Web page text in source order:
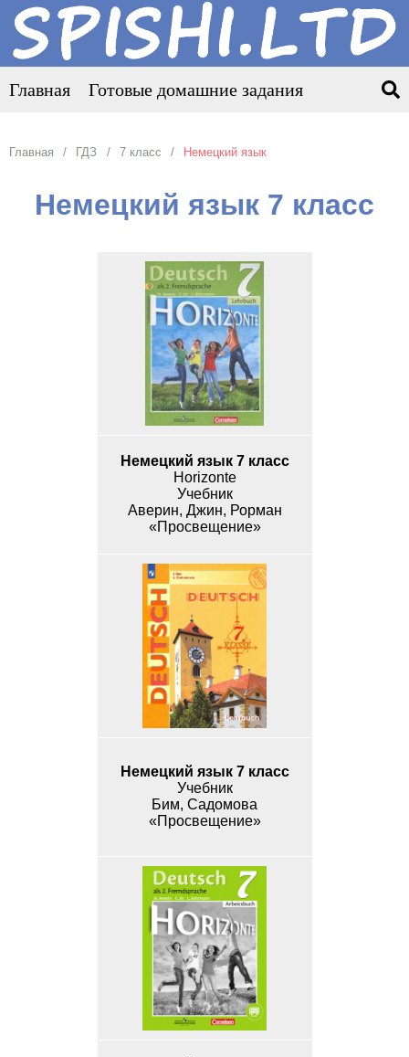
Главная Готовые домашние задания
Главная ГДЗ 7 класс Немецкий язык
Немецкий язык 7 класс
Немецкий язык 7 класс
Horizonte
Учебник
Аверин, Джин, Рорман
«Просвещение»
Немецкий язык 7 класс
Учебник
Бим, Садомова
«Просвещение»